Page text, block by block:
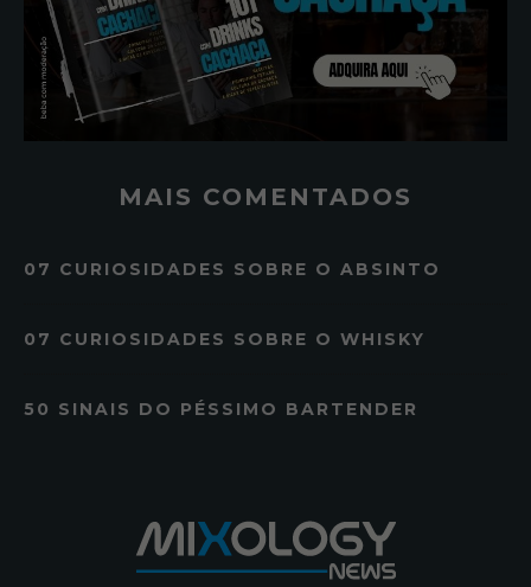
MAIS COMENTADOS
07 CURIOSIDADES SOBRE O ABSINTO
07 CURIOSIDADES SOBRE O WHISKY
50 SINAIS DO PÉSSIMO BARTENDER